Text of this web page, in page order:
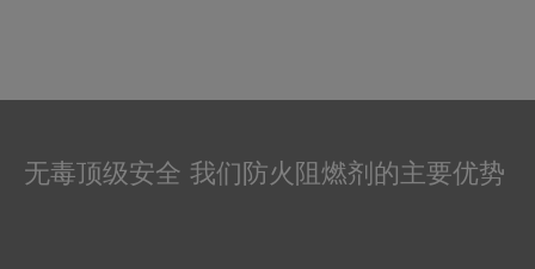
无毒顶级安全 我们防火阻燃剂的主要优势